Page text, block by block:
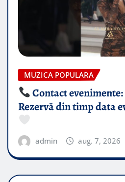
MUZICA POPULARA
Contact evenimente:
Rezervă din timp data
admin aug. 7, 2026